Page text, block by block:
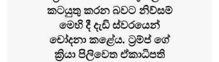
කටයුතු කරන බවට නිව්සම්
මෙහි දී දැඩි ස්වරයෙන්
චෝදනා කළේය. ට්‍රම්ප් ගේ
ක්‍රියා පිලිවෙත ඒකාධිපති